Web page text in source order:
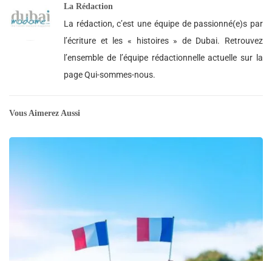
La Rédaction
La rédaction, c’est une équipe de passionné(e)s par
l’écriture et les « histoires » de Dubai. Retrouvez
l’ensemble de l’équipe rédactionnelle actuelle sur la
page Qui-sommes-nous.
Vous Aimerez Aussi